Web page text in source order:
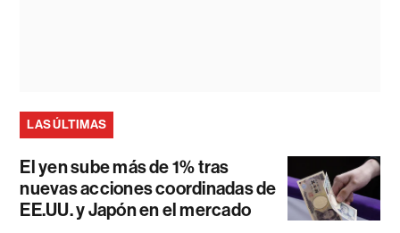
LAS ÚLTIMAS
El yen sube más de 1% tras
nuevas acciones coordinadas de
EE.UU. y Japón en el mercado